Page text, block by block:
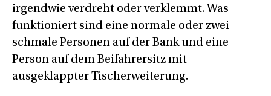
irgendwie verdreht oder verklemmt. Was
funktioniert sind eine normale oder zwei
schmale Personen auf der Bank und eine
Person auf dem Beifahrersitz mit
ausgeklappter Tischerweiterung.